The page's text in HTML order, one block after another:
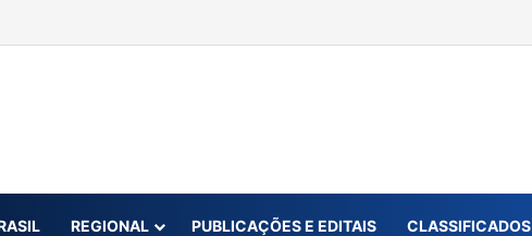
canetas emagrecedoras até o fim de 2026; saiba quais
REGIONAL PUBLICAÇÕES E EDITAIS CLASSIFICADOS